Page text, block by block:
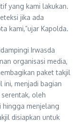
yang kami lakukan.
jika ada
kami,”ujar Kapolda.
Irwasda
organisasi media,
paket takjil
ini, menjadi bagian
oleh
hingga menjelang
disiapkan untuk